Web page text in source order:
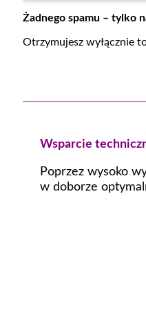
Żadnego spamu – tylko
Otrzymujesz wyłącznie
Wsparcie
Poprzez wysoko
w doborze